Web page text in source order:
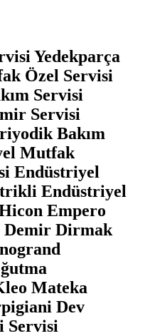
Yedekparça
Özel Servisi
Servisi
Servisi
Bakım
Mutfak
Endüstriyel
Endüstriyel
Empero
Demir Dirmak
Mateka
Dev
Servisi